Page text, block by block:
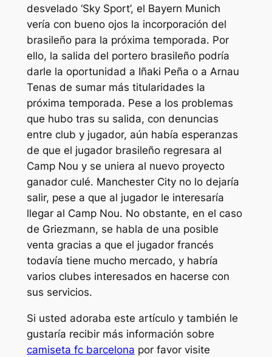
desvelado ‘Sky Sport’, el Bayern Munich
vería con bueno ojos la incorporación del
brasileño para la próxima temporada. Por
ello, la salida del portero brasileño podría
darle la oportunidad a Iñaki Peña o a Arnau
Tenas de sumar más titularidades la
próxima temporada. Pese a los problemas
que hubo tras su salida, con denuncias
entre club y jugador, aún había esperanzas
de que el jugador brasileño regresara al
Camp Nou y se uniera al nuevo proyecto
ganador culé. Manchester City no lo dejaría
salir, pese a que al jugador le interesaría
llegar al Camp Nou. No obstante, en el caso
de Griezmann, se habla de una posible
venta gracias a que el jugador francés
todavía tiene mucho mercado, y habría
varios clubes interesados en hacerse con
sus servicios.
Si usted adoraba este artículo y también le
gustaría recibir más información sobre
camiseta fc barcelona por favor visite